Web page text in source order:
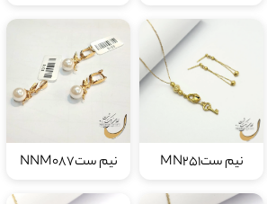
نیم ستMN251 نیم ستNNM087